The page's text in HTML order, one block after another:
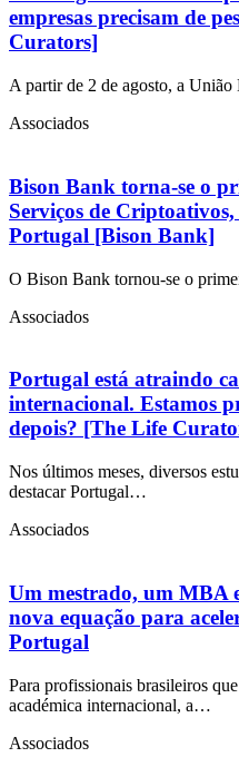
empresas precisam de
Curators]
A partir de 2 de agosto, a
Associados
Bison Bank torna-se o
Serviços de
Portugal [Bison Bank]
O Bison Bank tornou-se o
Associados
Portugal está atraindo
internacional. Estamos
depois? [The Life
Nos últimos meses, diversos
destacar Portugal…
Associados
Um mestrado, um MBA
nova equação para
Portugal
Para profissionais brasileiros
académica internacional, a…
Associados